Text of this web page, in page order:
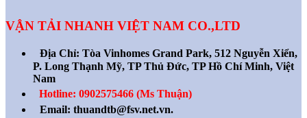
VẬN TẢI NHANH VIỆT NAM CO.,LTD
Địa Chỉ: Tòa Vinhomes Grand Park, 512 Nguyễn Xiển,
P. Long Thạnh Mỹ, TP Thủ Đức, TP Hồ Chí Minh, Việt
Nam
Hotline: 0902575466 (Ms Thuận)
Email: thuandtb@fsv.net.vn.